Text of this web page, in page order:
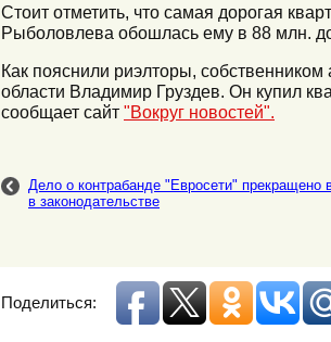
Стоит отметить, что самая дорогая
Рыболовлева обошлась ему в 88 млн.
Как пояснили риэлторы,
области Владимир Груздев. Он купил
сообщает сайт "Вокруг новостей".
Дело о контрабанде "Евросети" прекращено
в законодательстве
Поделиться: